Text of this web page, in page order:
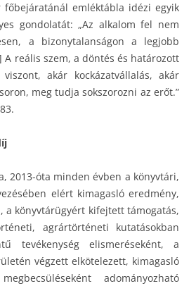
főbejáratánál emléktábla idézi egyik
gondolatát: „Az alkalom fel nem
a bizonytalanságon a legjobb
reális szem, a döntés és határozott
viszont, akár kockázatvállalás, akár
meg tudja sokszorozni az erőt.”
2013-óta minden évben a könyvtári,
elért kimagasló eredmény,
a könyvtárügyért kifejtett támogatás,
agrártörténeti kutatásokban
tevékenység elismeréseként, a
végzett elkötelezett, kimagasló
adományozható